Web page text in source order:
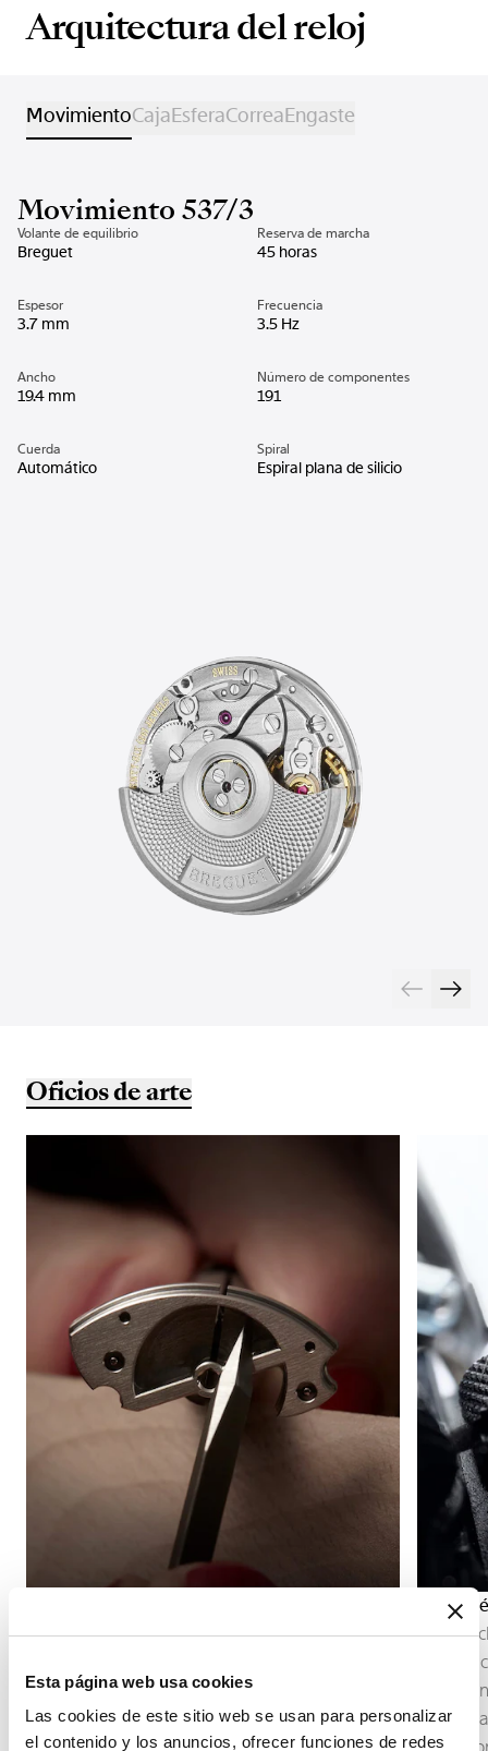
Esta página web usa cookies
Las cookies de este sitio web se usan para personalizar
el contenido y los anuncios, ofrecer funciones de redes
Arquitectura del reloj
MovimientoCajaEsferaCorreaEngaste
Movimiento 537/3
Volante de equilibrio
Breguet
Reserva de marcha
45 horas
Espesor
3.7 mm
Frecuencia
3.5 Hz
Ancho
19.4 mm
Número de componentes
191
Cuerda
Automático
Spiral
Espiral plana de silicio
Oficios de arte
El biselado consiste en achaflanar y luego pulir
Esta terminación subraya los contornos de las
piezas, capta la luz y revela la precisión del
Guilloché
El
mano.
esfera,